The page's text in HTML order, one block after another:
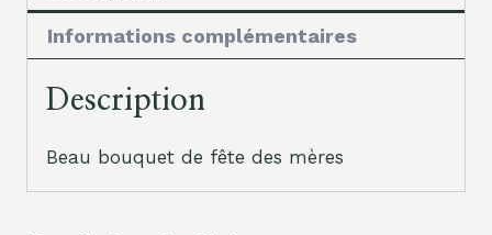
Informations complémentaires
Description
Beau bouquet de fête des mères